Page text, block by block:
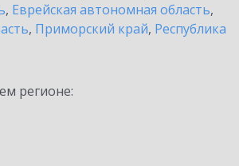
, Еврейская автономная область,
, Приморский край, Республика
регионе: